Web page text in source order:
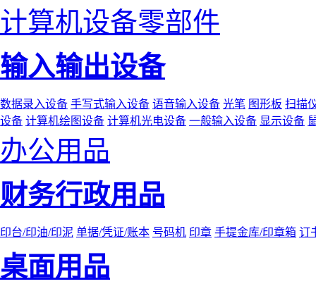
计算机设备零部件
输入输出设备
数据录入设备 手写式输入设备 语音输入设备 光笔 图形板 扫描
设备 计算机绘图设备 计算机光电设备 一般输入设备 显示设备
办公用品
财务行政用品
印台/印油/印泥 单据/凭证/账本 号码机 印章 手提金库/印章箱 订
桌面用品